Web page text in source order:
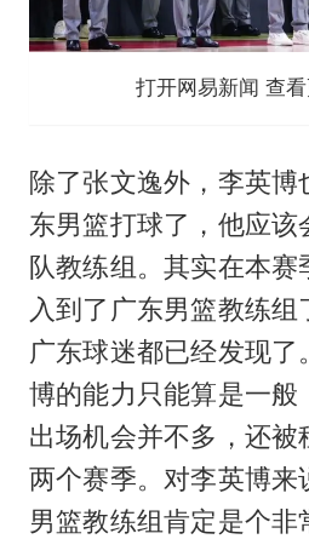
打开网易新闻 查
除了张文逸外，李英
东男篮打球了，他应该
队教练组。其实在本
入到了广东男篮教练
广东球迷都已经发现
博的能力只能算是一般
出场机会并不多，还被
两个赛季。对李英博来
男篮教练组肯定是个